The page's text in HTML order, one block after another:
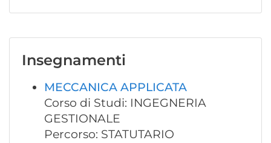
Insegnamenti
MECCANICA APPLICATA
Corso di Studi: INGEGNERIA
GESTIONALE
Percorso: STATUTARIO